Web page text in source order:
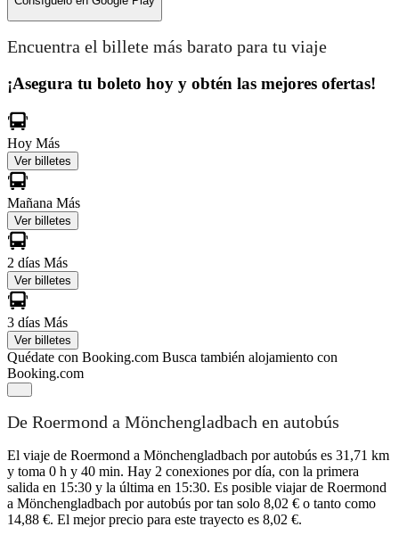
Encuentra el billete más barato para tu viaje
¡Asegura tu boleto hoy y obtén las mejores ofertas!
Hoy Más
Ver billetes
Mañana Más
Ver billetes
2 días Más
Ver billetes
3 días Más
Ver billetes
Quédate con Booking.com Busca también alojamiento con
Booking.com
De Roermond a Mönchengladbach en autobús
El viaje de Roermond a Mönchengladbach por autobús es 31,71 km
y toma 0 h y 40 min. Hay 2 conexiones por día, con la primera
salida en 15:30 y la última en 15:30. Es posible viajar de Roermond
a Mönchengladbach por autobús por tan solo 8,02 € o tanto como
14,88 €. El mejor precio para este trayecto es 8,02 €.